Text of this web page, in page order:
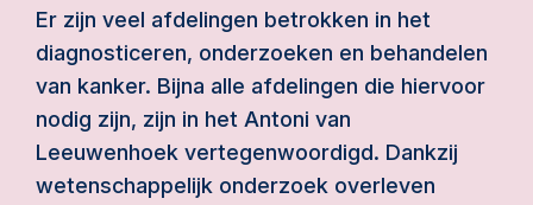
Er zijn veel afdelingen betrokken in het
diagnosticeren, onderzoeken en behandelen
van kanker. Bijna alle afdelingen die hiervoor
nodig zijn, zijn in het Antoni van
Leeuwenhoek vertegenwoordigd. Dankzij
wetenschappelijk onderzoek overleven